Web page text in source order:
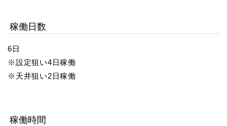
稼働日数
6日
※設定狙い4日稼働
※天井狙い2日稼働
稼働時間